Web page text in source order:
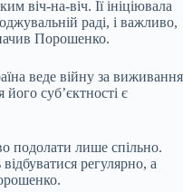
віч-на-віч. Її ініціювала
раді, і важливо,
Порошенко.
веде війну за виживання
його суб’єктності є
подолати лише спільно.
регулярно, а